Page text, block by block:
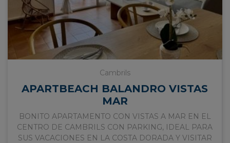
Cambrils
APARTBEACH BALANDRO VISTAS
MAR
BONITO APARTAMENTO CON VISTAS A MAR EN EL
CENTRO DE CAMBRILS CON PARKING, IDEAL PARA
SUS VACACIONES EN LA COSTA DORADA Y VISITAR